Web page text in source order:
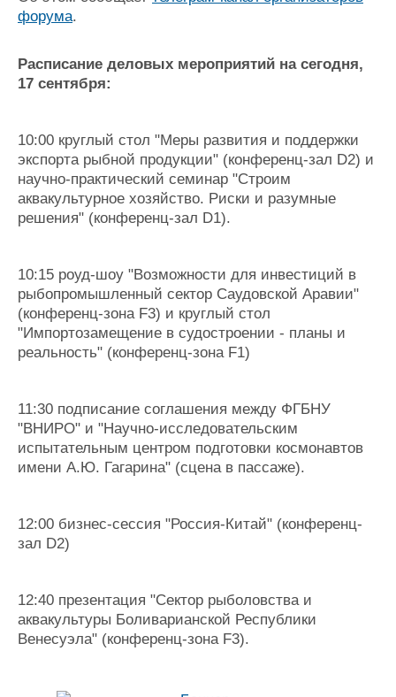
Крюинг
Реклама
Выставки и семинары
Личности
Словарь
Форум
Отзывы
Все службы
форума.
Расписание деловых мероприятий на сегодня,
17 сентября:
10:00 круглый стол "Меры развития и поддержки
экспорта рыбной продукции" (конференц-зал D2) и
научно-практический семинар "Строим
аквакультурное хозяйство. Риски и разумные
решения" (конференц-зал D1).
10:15 роуд-шоу "Возможности для инвестиций в
рыбопромышленный сектор Саудовской Аравии"
(конференц-зона F3) и круглый стол
"Импортозамещение в судостроении - планы и
реальность" (конференц-зона F1)
11:30 подписание соглашения между ФГБНУ
"ВНИРО" и "Научно-исследовательским
испытательным центром подготовки космонавтов
имени А.Ю. Гагарина" (сцена в пассаже).
12:00 бизнес-сессия "Россия-Китай" (конференц-
зал D2)
12:40 презентация "Сектор рыболовства и
аквакультуры Боливарианской Республики
Венесуэла" (конференц-зона F3).